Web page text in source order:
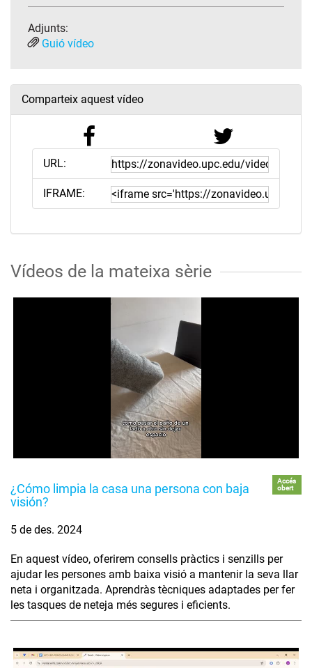
Adjunts:
Guió vídeo
Comparteix aquest vídeo
URL:
IFRAME:
Vídeos de la mateixa sèrie
¿Cómo limpia la casa una persona con baja
visión?
Accés
obert
5 de des. 2024
En aquest vídeo, oferirem consells pràctics i senzills per
ajudar les persones amb baixa visió a mantenir la seva llar
neta i organitzada. Aprendràs tècniques adaptades per fer
les tasques de neteja més segures i eficients.